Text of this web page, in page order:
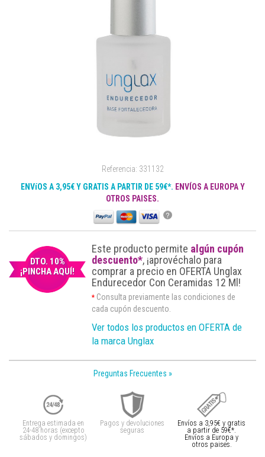
Referencia: 331132
ENVíOS A 3,95€ Y GRATIS A PARTIR DE 59€*. ENVÍOS A EUROPA Y
OTROS PAISES.
?
DTO. 10%
¡PINCHA AQUÍ!
Este producto permite algún cupón
descuento*, ¡aprovéchalo para
comprar a precio en OFERTA Unglax
Endurecedor Con Ceramidas 12 Ml!
* Consulta previamente las condiciones de
cada cupón descuento.
Ver todos los productos en OFERTA de
la marca Unglax
Preguntas Frecuentes »
Entrega estimada en
24-48 horas (excepto
sábados y domingos)
Pagos y devoluciones
seguras
Envíos a 3,95€ y gratis
a partir de 59€*.
Envíos a Europa y
otros paises.